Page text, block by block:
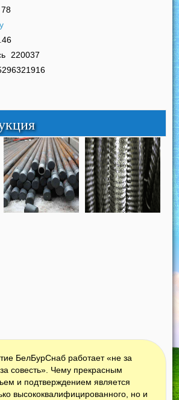
220037
БелБурСнаб работает «не за
совесть». Чему прекрасным
и подтверждением является
высококвалифицированного, но и